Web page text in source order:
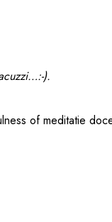
).
of meditatie